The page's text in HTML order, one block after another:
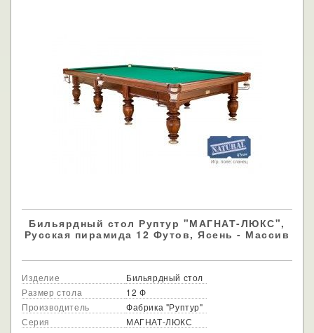
Бильярдный стол Руптур "МАГНАТ-ЛЮКС",
Русская пирамида 12 Футов, Ясень - Массив
Изделие
Бильярдный стол
Размер стола
12 Ф
Производитель
Фабрика "Руптур"
Серия
МАГНАТ-ЛЮКС